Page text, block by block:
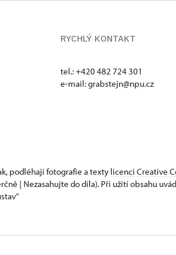
RYCHLÝ KONTAKT
tel.: +420 482 724 301
e-mail: grabstejn@npu.cz
podléhají fotografie a texty licenci Creative
| Nezasahujte do díla). Při užití obsahu